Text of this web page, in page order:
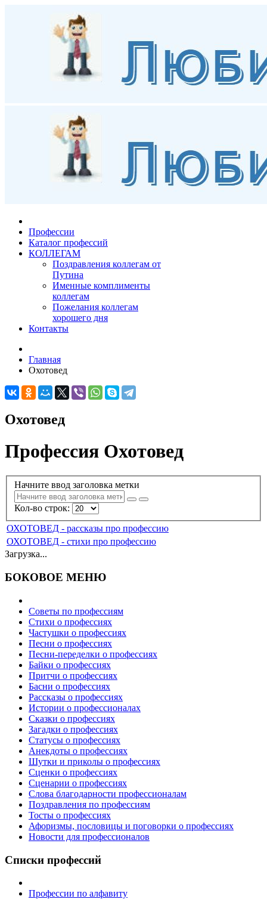
Профессии
Каталог профессий
КОЛЛЕГАМ
Поздравления коллегам от
Путина
Именные комплименты
коллегам
Пожелания коллегам
хорошего дня
Контакты
Главная
Охотовед
Охотовед
Профессия Охотовед
Начните ввод заголовка метки
Кол-во строк:
ОХОТОВЕД - рассказы про профессию
ОХОТОВЕД - стихи про профессию
Загрузка...
БОКОВОЕ МЕНЮ
Советы по профессиям
Стихи о профессиях
Частушки о профессиях
Песни о профессиях
Песни-переделки о профессиях
Байки о профессиях
Притчи о профессиях
Басни о профессиях
Рассказы о профессиях
Истории о профессионалах
Сказки о профессиях
Загадки о профессиях
Статусы о профессиях
Анекдоты о профессиях
Шутки и приколы о профессиях
Сценки о профессиях
Сценарии о профессиях
Слова благодарности профессионалам
Поздравления по профессиям
Тосты о профессиях
Афоризмы, пословицы и поговорки о профессиях
Новости для профессионалов
Списки профессий
Профессии по алфавиту